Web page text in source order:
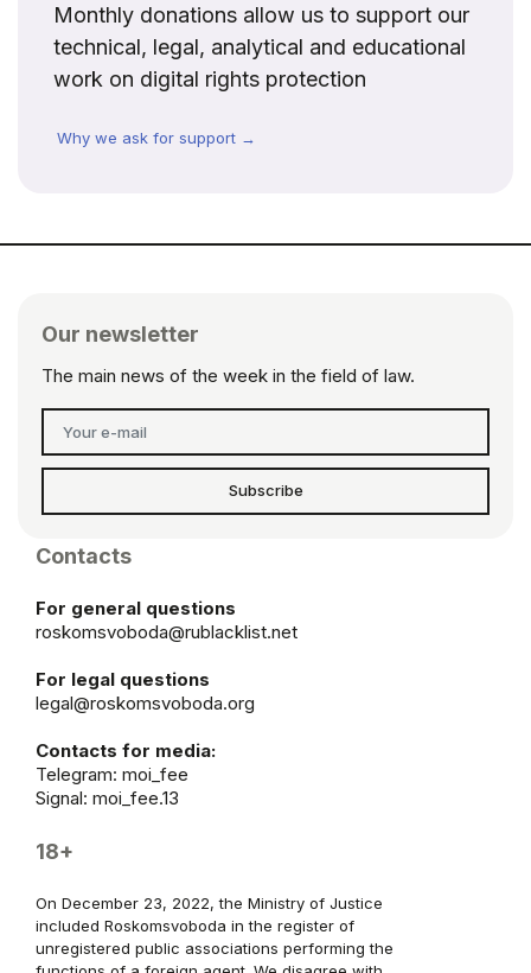
Monthly donations allow us to support our
technical, legal, analytical and educational
work on digital rights protection
Why we ask for support →
Our newsletter
The main news of the week in the field of law.
Subscribe
Contacts
For general questions
roskomsvoboda@rublacklist.net
For legal questions
legal@roskomsvoboda.org
Contacts for media:
Telegram: moi_fee
Signal: moi_fee.13
18+
On December 23, 2022, the Ministry of Justice
included Roskomsvoboda in the register of
unregistered public associations performing the